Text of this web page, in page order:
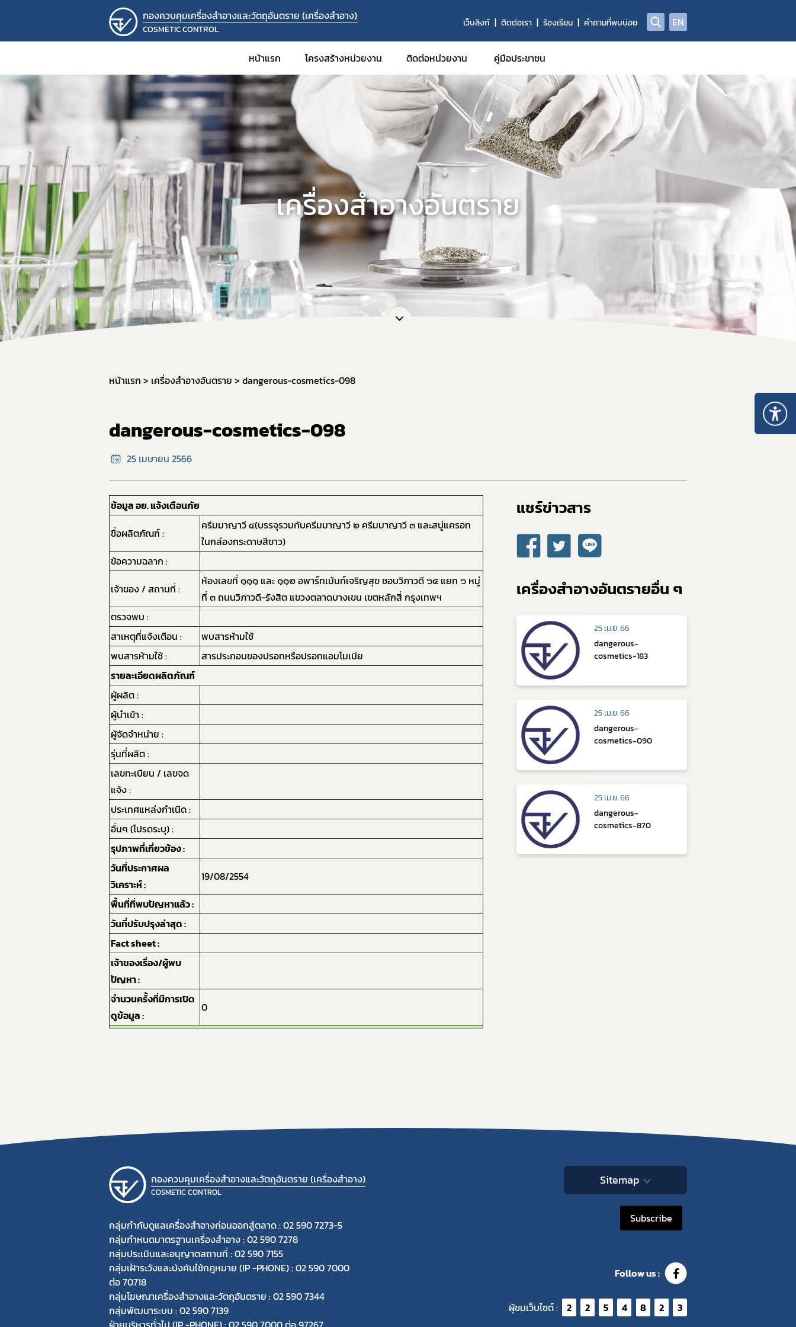
กองควบคุมเครื่องสำอางและวัตถุอันตราย (เครื่องสำอาง)
COSMETIC CONTROL
เว็บลิงก์ ติดต่อเรา ร้องเรียน คำถามที่พบบ่อย EN
หน้าแรก โครงสร้างหน่วยงาน ติดต่อหน่วยงาน คู่มือประชาชน
​เครื่องสำอางอันตราย
หน้าแรก เครื่องสำอางอันตราย dangerous-cosmetics-098
dangerous-cosmetics-098
25 เมษายน 2566
ข้อมูล อย. แจ้งเตือนภัย
ชื่อผลิตภัณฑ์ :
ครีมมาญาวี ๔(บรรจุรวมกับครีมมาญาวี ๒ ครีมมาญาวี ๓ และสบู่แครอท
ในกล่องกระดาษสีขาว)
ข้อความฉลาก :
เจ้าของ / สถานที่ :
ห้องเลขที่ ๑๑๑ และ ๑๑๒ อพาร์ทเม้นท์เจริญสุข ซอบวิภาวดี ๖๔ แยก ๖ หมู่
ที่ ๓ ถนนวิภาวดี-รังสิต แขวงตลาดบางเขน เขตหลักสี่ กรุงเทพฯ
ตรวจพบ :
สาเหตุที่แจ้งเตือน :
พบสารห้ามใช้
พบสารห้ามใช้ :
สารประกอบของปรอทหรือปรอทแอมโมเนีย
รายละเอียดผลิตภัณฑ์
ผู้ผลิต :
ผู้นำเข้า :
ผู้จัดจำหน่าย :
รุ่นที่ผลิต :
เลขทะเบียน / เลขจด
แจ้ง :
ประเทศแหล่งกำเนิด :
อื่นๆ (โปรดระบุ) :
รุปภาพที่เกี่ยวข้อง :
วันที่ประกาศผล
วิเคราะห์ :
19/08/2554
พื้นที่ที่พบปัญหาแล้ว :
วันที่ปรับปรุงล่าสุด :
Fact sheet :
เจ้าของเรื่อง/ผู้พบ
ปัญหา :
จำนวนครั้งที่มีการเปิด
ดูข้อมูล :
0
แชร์ข่าวสาร​
เครื่องสำอางอันตรายอื่น ๆ
25 เม.ย. 66
dangerous-
cosmetics-183
25 เม.ย. 66
dangerous-
cosmetics-090
25 เม.ย. 66
dangerous-
cosmetics-870
กองควบคุมเครื่องสำอางและวัตถุอันตราย (เครื่องสำอาง)
COSMETIC CONTROL
กลุ่มกำกับดูแลเครื่องสำอางก่อนออกสู่ตลาด : 02 590 7273-5
กลุ่มกำหนดมาตรฐานเครื่องสำอาง : 02 590 7278
กลุ่มประเมินและอนุญาตสถานที่ : 02 590 7155
กลุ่มเฝ้าระวังและบังคับใช้กฎหมาย (IP -PHONE) : 02 590 7000
ต่อ 70718
กลุ่มโฆษณาเครื่องสำอางและวัตถุอันตราย : 02 590 7344
กลุ่มพัฒนาระบบ : 02 590 7139
Sitemap
Subscribe
Follow us :
ผู้ชมเว็บไซต์ : 2 2 5 4 8 2 3
Subscribe
กฎหมาย